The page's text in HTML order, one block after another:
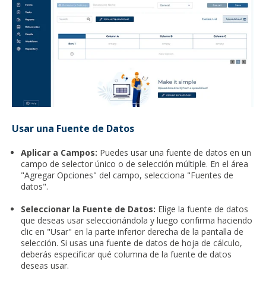
Usar una Fuente de Datos
Aplicar a Campos: Puedes usar una fuente de datos en un
campo de selector único o de selección múltiple. En el área
"Agregar Opciones" del campo, selecciona "Fuentes de
datos".
Seleccionar la Fuente de Datos: Elige la fuente de datos
que deseas usar seleccionándola y luego confirma haciendo
clic en "Usar" en la parte inferior derecha de la pantalla de
selección. Si usas una fuente de datos de hoja de cálculo,
deberás especificar qué columna de la fuente de datos
deseas usar.